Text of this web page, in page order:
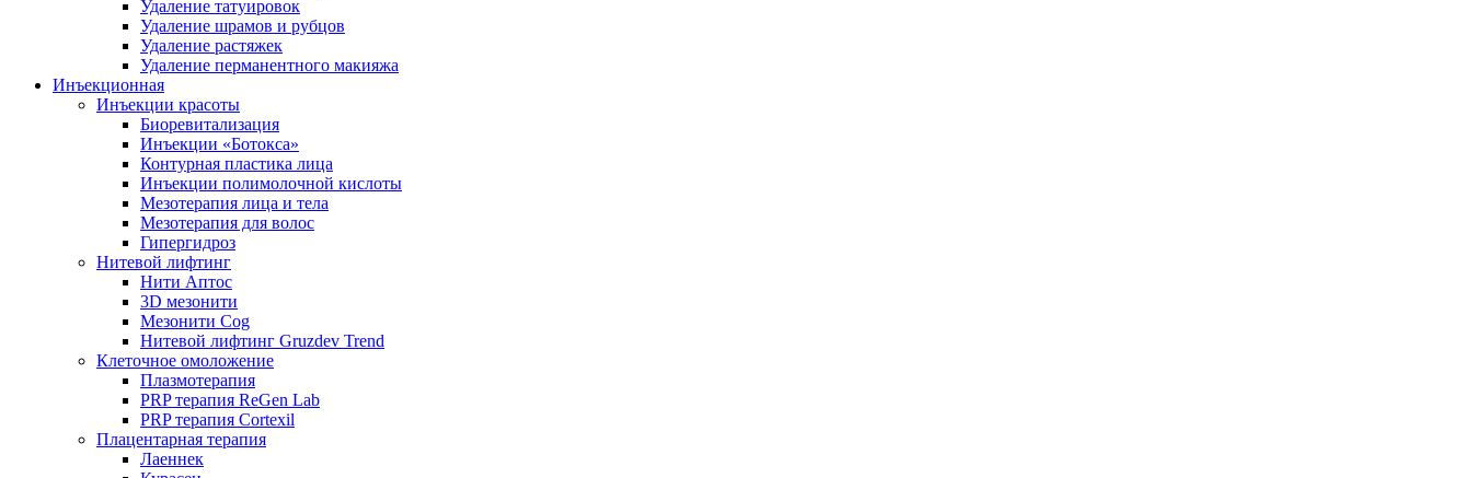
Удаление татуировок
Удаление шрамов и рубцов
Удаление растяжек
Удаление перманентного макияжа
Инъекционная
Инъекции красоты
Биоревитализация
Инъекции «Ботокса»
Контурная пластика лица
Инъекции полимолочной кислоты
Мезотерапия лица и тела
Мезотерапия для волос
Гипергидроз
Нитевой лифтинг
Нити Аптос
3D мезонити
Мезонити Cog
Нитевой лифтинг Gruzdev Trend
Клеточное омоложение
Плазмотерапия
PRP терапия ReGen Lab
PRP терапия Cortexil
Плацентарная терапия
Лаеннек